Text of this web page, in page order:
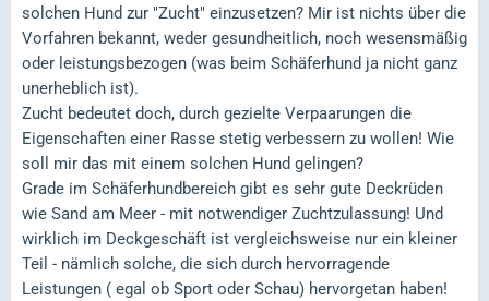
solchen Hund zur "Zucht" einzusetzen? Mir ist nichts über die
Vorfahren bekannt, weder gesundheitlich, noch wesensmäßig
oder leistungsbezogen (was beim Schäferhund ja nicht ganz
unerheblich ist).
Zucht bedeutet doch, durch gezielte Verpaarungen die
Eigenschaften einer Rasse stetig verbessern zu wollen! Wie
soll mir das mit einem solchen Hund gelingen?
Grade im Schäferhundbereich gibt es sehr gute Deckrüden
wie Sand am Meer - mit notwendiger Zuchtzulassung! Und
wirklich im Deckgeschäft ist vergleichsweise nur ein kleiner
Teil - nämlich solche, die sich durch hervorragende
Leistungen ( egal ob Sport oder Schau) hervorgetan haben!